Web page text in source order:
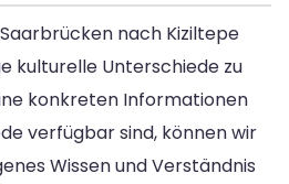
nach Kiziltepe
kulturelle Unterschiede zu
konkreten Informationen
verfügbar sind, können wir
Wissen und Verständnis